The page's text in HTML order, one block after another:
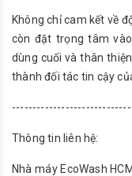
Không chỉ cam kết về
còn đặt trọng tâm
dùng cuối và thân
thành đối tác tin cậy
Thông tin liên hệ:
Nhà máy EcoWash